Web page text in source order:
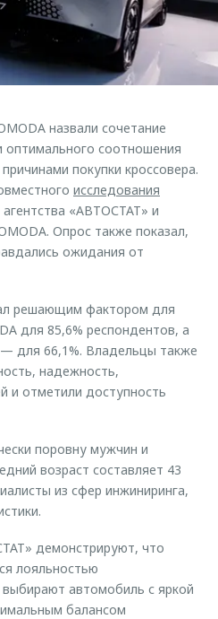
назвали сочетание
оптимального соотношения
покупки кроссовера.
исследования
«АВТОСТАТ» и
Опрос также показал,
ожидания от
решающим фактором для
для 85,6% респондентов, а
для 66,1%. Владельцы также
надежность,
и отметили доступность
поровну мужчин и
возраст составляет 43
из сфер инжиниринга,
демонстрируют, что
лояльностью
автомобиль с яркой
балансом